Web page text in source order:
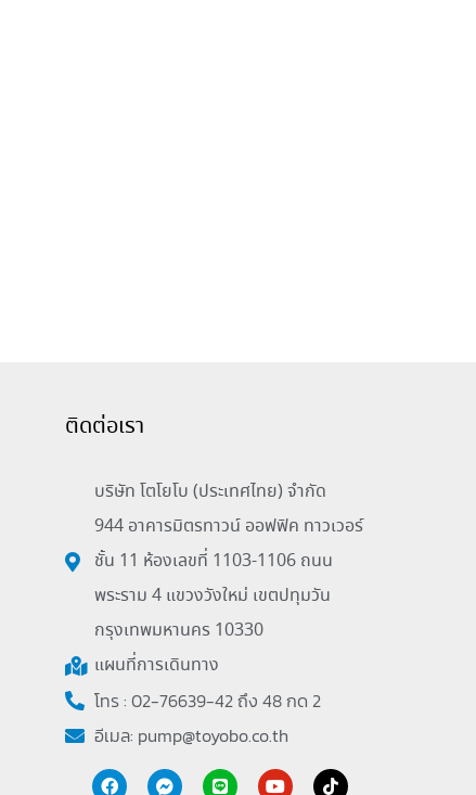
ติดต่อเรา
บริษัท โตโยโบ (ประเทศไทย) จำกัด
944 อาคารมิตรทาวน์ ออฟฟิค ทาวเวอร์
ชั้น 11 ห้องเลขที่ 1103-1106 ถนน
พระราม 4 แขวงวังใหม่ เขตปทุมวัน
กรุงเทพมหานคร 10330
แผนที่การเดินทาง
โทร : 02-76639-42 ถึง 48 กด 2
อีเมล: pump@toyobo.co.th